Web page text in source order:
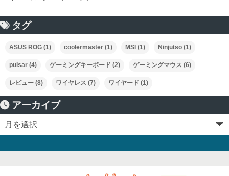
タグ
ASUS ROG (1) coolermaster (1) MSI (1) Ninjutso (1)
pulsar (4) ゲーミングキーボード (2) ゲーミングマウス (6)
レビュー (8) ワイヤレス (7) ワイヤード (1)
アーカイブ